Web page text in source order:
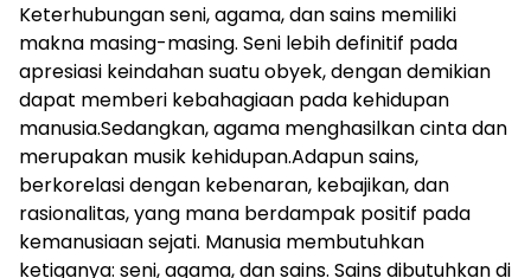
Keterhubungan seni, agama, dan sains memiliki
makna masing-masing. Seni lebih definitif pada
apresiasi keindahan suatu obyek, dengan demikian
dapat memberi kebahagiaan pada kehidupan
manusia.Sedangkan, agama menghasilkan cinta dan
merupakan musik kehidupan.Adapun sains,
berkorelasi dengan kebenaran, kebajikan, dan
rasionalitas, yang mana berdampak positif pada
kemanusiaan sejati. Manusia membutuhkan
ketiganya: seni, agama, dan sains. Sains dibutuhkan di